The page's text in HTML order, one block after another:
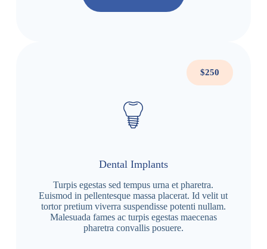
$250
Dental Implants
Turpis egestas sed tempus urna et pharetra.
Euismod in pellentesque massa placerat. Id velit ut
tortor pretium viverra suspendisse potenti nullam.
Malesuada fames ac turpis egestas maecenas
pharetra convallis posuere.